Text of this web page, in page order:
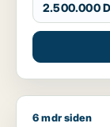
2.500.000
6 mdr siden